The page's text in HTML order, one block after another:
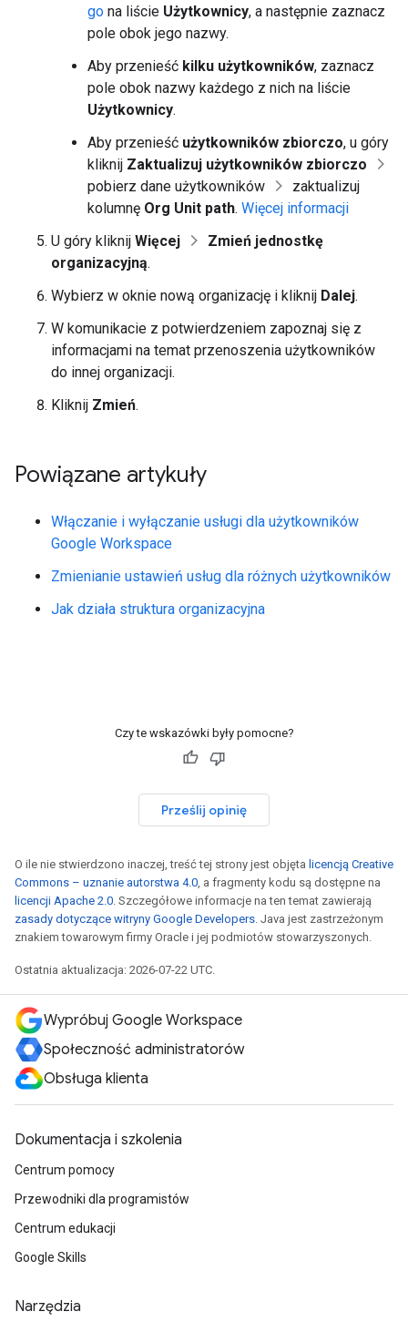
go na liście Użytkownicy, a następnie zaznacz
pole obok jego nazwy.
Aby przenieść kilku użytkowników, zaznacz
pole obok nazwy każdego z nich na liście
Użytkownicy.
Aby przenieść użytkowników zbiorczo, u góry
kliknij Zaktualizuj użytkowników zbiorczo
pobierz dane użytkowników
zaktualizuj
kolumnę Org Unit path. Więcej informacji
U góry kliknij Więcej
Zmień jednostkę
organizacyjną.
Wybierz w oknie nową organizację i kliknij Dalej.
W komunikacie z potwierdzeniem zapoznaj się z
informacjami na temat przenoszenia użytkowników
do innej organizacji.
Kliknij Zmień.
Powiązane artykuły
Włączanie i wyłączanie usługi dla użytkowników
Google Workspace
Zmienianie ustawień usług dla różnych użytkowników
Jak działa struktura organizacyjna
Czy te wskazówki były pomocne?
Prześlij opinię
O ile nie stwierdzono inaczej, treść tej strony jest objęta licencją Creative
Commons – uznanie autorstwa 4.0, a fragmenty kodu są dostępne na
licencji Apache 2.0. Szczegółowe informacje na ten temat zawierają
zasady dotyczące witryny Google Developers. Java jest zastrzeżonym
znakiem towarowym firmy Oracle i jej podmiotów stowarzyszonych.
Ostatnia aktualizacja: 2026-07-22 UTC.
Wypróbuj Google Workspace
Społeczność administratorów
Obsługa klienta
Dokumentacja i szkolenia
Centrum pomocy
Przewodniki dla programistów
Centrum edukacji
Google Skills
Narzędzia